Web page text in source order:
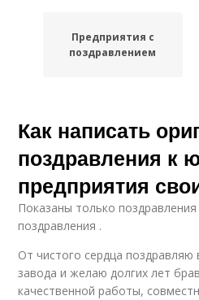
Предприятия с
поздравлением
Поздравления с
юбилеем
Как написать
поздравления к
предприятия
Показаны только
поздравления .
От чистого сердца
завода и желаю долгих лет
качественной работы,